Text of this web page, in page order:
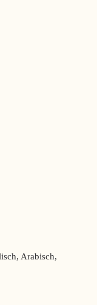
Arabisch,